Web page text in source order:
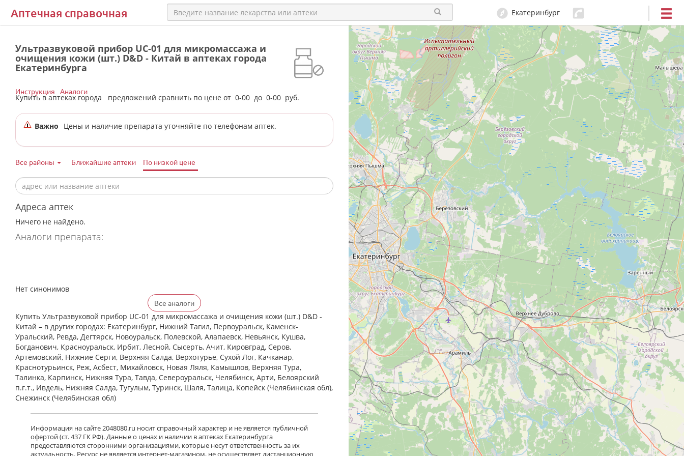
Аптечная справочная Екатеринбург
Ультразвуковой прибор UC-01 для микромассажа и
очищения кожи (шт.) D&D - Китай в аптеках города
Екатеринбурга
Купить в аптеках города предложений сравнить по цене от 0-00 до 0-00 руб.
Инструкция Аналоги
Важно Цены и наличие препарата уточняйте по телефонам аптек.
Все районы Ближайшие аптеки По низкой цене
Адреса аптек
Ничего не найдено.
Аналоги препарата:
Нет синонимов
Все аналоги
Купить Ультразвуковой прибор UC-01 для микромассажа и очищения кожи (шт.) D&D -
Китай – в других городах: Екатеринбург, Нижний Тагил, Первоуральск, Каменск-
Уральский, Ревда, Дегтярск, Новоуральск, Полевской, Алапаевск, Невьянск, Кушва,
Богданович, Красноуральск, Ирбит, Лесной, Сысерть, Ачит, Кировград, Серов,
Артёмовский, Нижние Cерги, Верхняя Салда, Верхотурье, Сухой Лог, Качканар,
Краснотурьинск, Реж, Асбест, Михайловск, Новая Ляля, Камышлов, Верхняя Тура,
Талинка, Карпинск, Нижняя Тура, Тавда, Североуральск, Челябинск, Арти, Белоярский
п.г.т., Ивдель, Нижняя Салда, Тугулым, Туринск, Шаля, Талица, Копейск (Челябинская обл),
Снежинск (Челябинская обл)
Информация на сайте 2048080.ru носит справочный характер и не является публичной
офертой (ст. 437 ГК РФ). Данные о ценах и наличии в аптеках Екатеринбурга
предоставляются сторонними организациями, которые несут ответственность за их
актуальность. Ресурс не является интернет-магазином, не осуществляет дистанционную